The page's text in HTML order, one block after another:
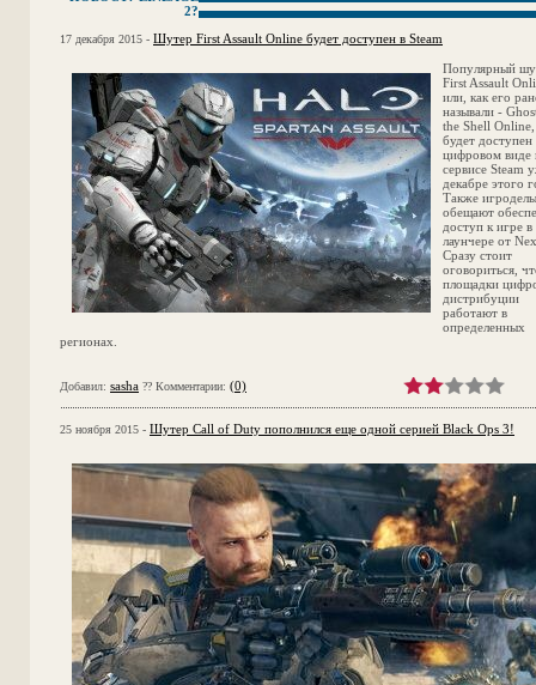
2?
17 декабря 2015 - Шутер First Assault Online будет доступен в Steam
Популярный
First Assault
или, как его
называли -
the Shell Online,
будет доступен
цифровом виде
сервисе Steam
декабре этого
Также игроделы
обещают
доступ к игре в
лаунчере от
Сразу стоит
оговориться,
площадки
дистрибуции
работают в
определенных
регионах.
Добавил: sasha ?? Комментарии: (0)
25 ноября 2015 - Шутер Call of Duty пополнился еще одной серией Black Ops 3!